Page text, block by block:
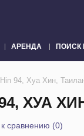
АРЕНДА ПОИСК
94, Хуа Хин,
ХУА
сравнению (0)